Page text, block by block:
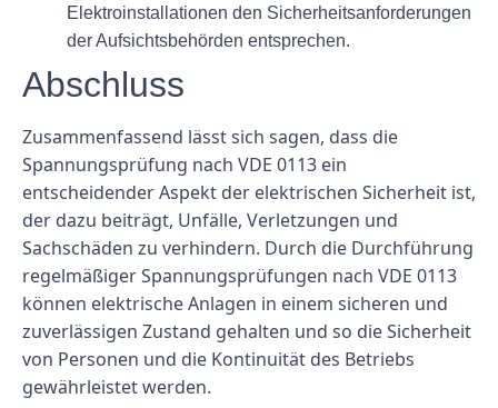
Elektroinstallationen den Sicherheitsanforderungen
der Aufsichtsbehörden entsprechen.
Abschluss
Zusammenfassend lässt sich sagen, dass die
Spannungsprüfung nach VDE 0113 ein
entscheidender Aspekt der elektrischen Sicherheit ist,
der dazu beiträgt, Unfälle, Verletzungen und
Sachschäden zu verhindern. Durch die Durchführung
regelmäßiger Spannungsprüfungen nach VDE 0113
können elektrische Anlagen in einem sicheren und
zuverlässigen Zustand gehalten und so die Sicherheit
von Personen und die Kontinuität des Betriebs
gewährleistet werden.